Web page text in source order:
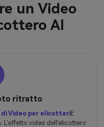
un Video
AI
ritratto
di Video per elicotteriE
L'effetto video dell'elicottero